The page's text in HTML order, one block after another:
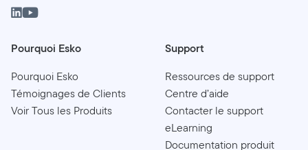
Pourquoi Esko
Pourquoi Esko
Témoignages de Clients
Voir Tous les Produits
Support
Ressources de support
Centre d’aide
Contacter le support
eLearning
Documentation produit